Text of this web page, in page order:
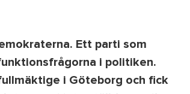
Ett parti som
i politiken.
i Göteborg och fick